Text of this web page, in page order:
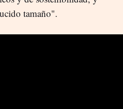
tamaño".